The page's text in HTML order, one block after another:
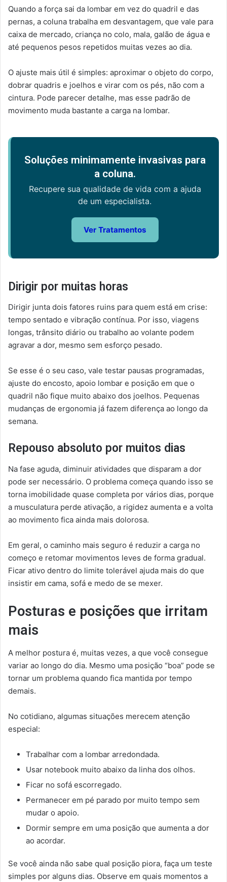
Quando a força sai da lombar em vez do quadril e das
pernas, a coluna trabalha em desvantagem, que vale para
caixa de mercado, criança no colo, mala, galão de água e
até pequenos pesos repetidos muitas vezes ao dia.
O ajuste mais útil é simples: aproximar o objeto do corpo,
dobrar quadris e joelhos e virar com os pés, não com a
cintura. Pode parecer detalhe, mas esse padrão de
movimento muda bastante a carga na lombar.
Soluções minimamente invasivas para
a coluna.
Recupere sua qualidade de vida com a ajuda
de um especialista.
Ver Tratamentos
Dirigir por muitas horas
Dirigir junta dois fatores ruins para quem está em crise:
tempo sentado e vibração contínua. Por isso, viagens
longas, trânsito diário ou trabalho ao volante podem
agravar a dor, mesmo sem esforço pesado.
Se esse é o seu caso, vale testar pausas programadas,
ajuste do encosto, apoio lombar e posição em que o
quadril não fique muito abaixo dos joelhos. Pequenas
mudanças de ergonomia já fazem diferença ao longo da
semana.
Repouso absoluto por muitos dias
Na fase aguda, diminuir atividades que disparam a dor
pode ser necessário. O problema começa quando isso se
torna imobilidade quase completa por vários dias, porque
a musculatura perde ativação, a rigidez aumenta e a volta
ao movimento fica ainda mais dolorosa.
Em geral, o caminho mais seguro é reduzir a carga no
começo e retomar movimentos leves de forma gradual.
Ficar ativo dentro do limite tolerável ajuda mais do que
insistir em cama, sofá e medo de se mexer.
Posturas e posições que irritam
mais
A melhor postura é, muitas vezes, a que você consegue
variar ao longo do dia. Mesmo uma posição “boa” pode se
tornar um problema quando fica mantida por tempo
demais.
No cotidiano, algumas situações merecem atenção
especial:
Trabalhar com a lombar arredondada.
Usar notebook muito abaixo da linha dos olhos.
Ficar no sofá escorregado.
Permanecer em pé parado por muito tempo sem
mudar o apoio.
Dormir sempre em uma posição que aumenta a dor
ao acordar.
Se você ainda não sabe qual posição piora, faça um teste
simples por alguns dias. Observe em quais momentos a